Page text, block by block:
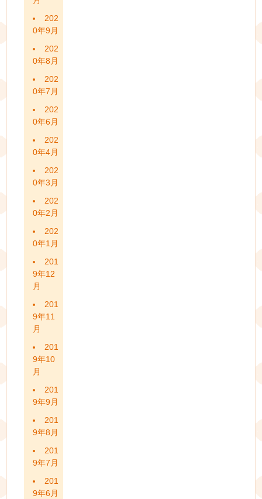
202
0年9月
202
0年8月
202
0年7月
202
0年6月
202
0年4月
202
0年3月
202
0年2月
202
0年1月
201
9年12
月
201
9年11
月
201
9年10
月
201
9年9月
201
9年8月
201
9年7月
201
9年6月